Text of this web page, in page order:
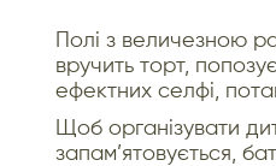
Полі з величезною
вручить торт,
ефектних селфі,
Щоб організувати
запам’ятовується,